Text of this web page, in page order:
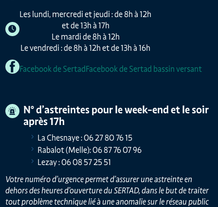
Les lundi, mercredi et jeudi : de 8h à 12h
et de 13h à 17h
Le mardi de 8h à 12h
Le vendredi : de 8h à 12h et de 13h à 16h
Facebook de SertadFacebook de Sertad bassin versant
N° d’astreintes pour le week-end et le soir
après 17h
La Chesnaye : 06 27 80 76 15
Rabalot (Melle): 06 87 76 07 96
Lezay : 06 08 57 25 51
Votre numéro d’urgence permet d’assurer une astreinte en
dehors des heures d’ouverture du SERTAD, dans le but de traiter
tout problème technique lié à une anomalie sur le réseau public